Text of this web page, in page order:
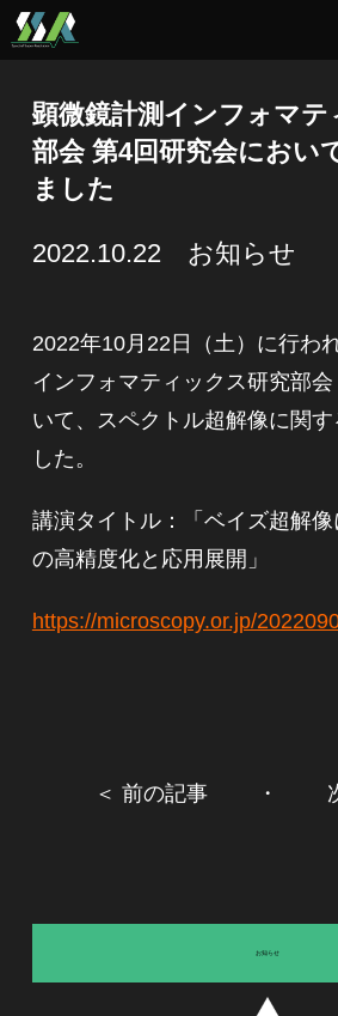
顕微鏡計測インフォマテ
部会 第4回研究会におい
ました
2022.10.22 お知らせ
2022年10月22日（土）に行わ
インフォマティックス研究部
いて、スペクトル超解像に関す
した。
講演タイトル：「ベイズ超解
の高精度化と応用展開」
https://microscopy.or.jp/
＜ 前の記事 ・
お知らせ